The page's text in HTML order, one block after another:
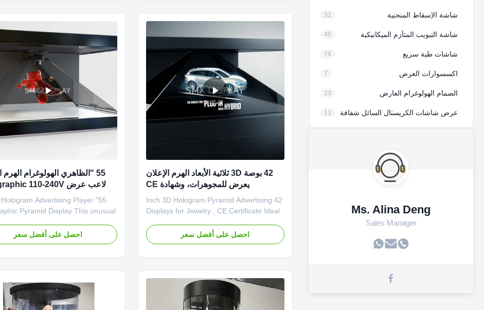
شاشة الإسقاط المنحنية 32
شاشة التبويب المتأزم الميكانيكية 45
شاشات طية سريع 74
اكسسوارات العرض 7
الصمام الهولوغرام العارض 23
عرض شاشات الكريستال السائل شفافة 11
Ms. Alina Deng
Sales Manager
42 بوصة 3D ثلاثية الأبعاد الهرم الإعلان
يعرض للمجوهرات، وشهادة CE
42 Inch 3D Hologram Pyramid Advertising
Displays for Jewelry , CE Certificate Ideal
crowded exhibition halls, the Pyramid
Hologram Display Showcase is a
احصل على أفضل سعر
55 "الظاهري الهولوغرام الهرم
لاعب عرض Holographic 110-240V
Hologram Advertising Player
Pyramid Display This unusual
that have a huge wow factor.
are constantly amazed by even the
احصل على أفضل سعر